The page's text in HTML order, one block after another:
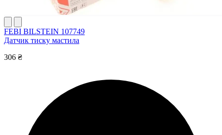
FEBI BILSTEIN 107749
Датчик тиску мастила
306 ₴